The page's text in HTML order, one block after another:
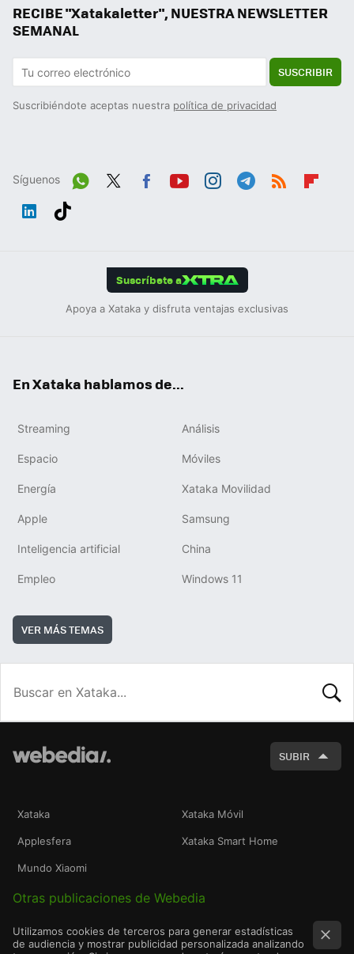
RECIBE "Xatakaletter", NUESTRA NEWSLETTER
SEMANAL
SUSCRIBIR
Suscribiéndote aceptas nuestra política de privacidad
Síguenos
Wh
Suscríbete a
Apoya a Xataka y disfruta ventajas exclusivas
En Xataka hablamos de...
Streaming Análisis
Espacio Móviles
Energía Xataka Movilidad
Apple Samsung
Inteligencia artificial China
Empleo Windows 11
VER MÁS TEMAS
SUBIR
Xataka Xataka Móvil
Applesfera Xataka Smart Home
Mundo Xiaomi
Otras publicaciones de Webedia
Utilizamos cookies de terceros para generar estadísticas
de audiencia y mostrar publicidad personalizada analizando